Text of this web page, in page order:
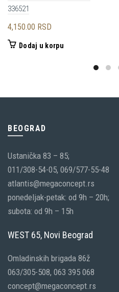
336521
4,150.00 RSD
Dodaj u korpu
BEOGRAD
Ustanička 83 – 85;
011/308-54-05, 069/577-55-48
atlantis@megaconcept.rs
ponedeljak-petak: od 9h – 20h;
subota: od 9h – 15h
WEST 65, Novi Beograd
Omladinskih brigada 86ž
063/305-508, 063 395 068
concept@megaconcept.rs